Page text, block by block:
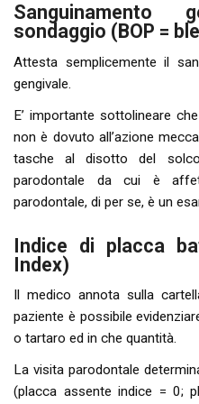
Sanguinamento
sondaggio (BOP =
Attesta semplicemente il
gengivale.
E’ importante sottolineare
non è dovuto all’azione
tasche al disotto del solco
parodontale da cui è
parodontale, di per se, è un
Indice di placca
Index)
Il medico annota sulla
paziente è possibile
o tartaro ed in che quantità.
La visita parodontale
(placca assente indice = 0;